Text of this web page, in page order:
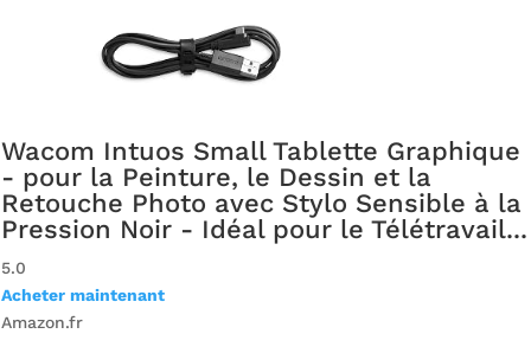
Wacom Intuos Small Tablette Graphique
- pour la Peinture, le Dessin et la
Retouche Photo avec Stylo Sensible à la
Pression Noir - Idéal pour le Télétravail...
5.0
Acheter maintenant
Amazon.fr